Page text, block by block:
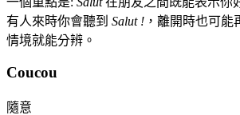
有人來時你會聽到 Salut ! ，離開時也可
情境就能分辨。
Coucou
隨意